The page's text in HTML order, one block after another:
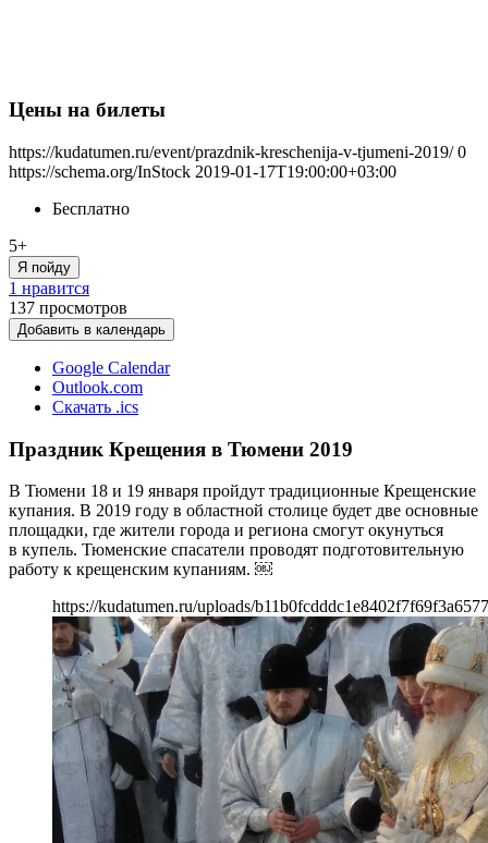
Цены на билеты
https://kudatumen.ru/event/prazdnik-kreschenija-v-tjumeni-2019/ 0
https://schema.org/InStock 2019-01-17T19:00:00+03:00
Бесплатно
5+
Я пойду
1 нравится
137 просмотров
Добавить в календарь
Google Calendar
Outlook.com
Скачать .ics
Праздник Крещения в Тюмени 2019
В Тюмени 18 и 19 января пройдут традиционные Крещенские
купания. В 2019 году в областной столице будет две основные
площадки, где жители города и региона смогут окунуться
в купель. Тюменские спасатели проводят подготовительную
работу к крещенским купаниям. ￼
https://kudatumen.ru/uploads/